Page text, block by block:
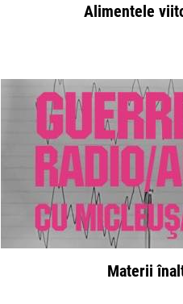
Alimentele
Materii